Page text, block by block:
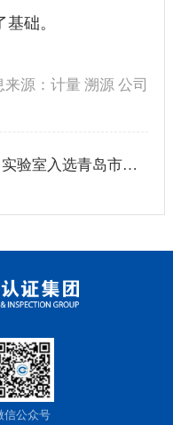
础。
来源：计量 溯源 公司
喜讯丨中检山东公司实验室入选青岛市重点实验室
信公众号